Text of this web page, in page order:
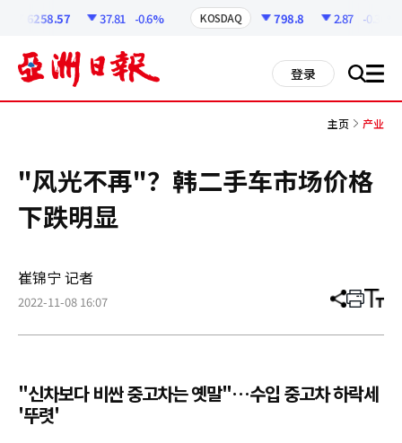
6258.57 37.81 -0.6% KOSDAQ 798.8 2.87 -0.36%
登录 搜 all
主页 产业
"风光不再"？韩二手车市场价格
下跌明显
崔锦宁 记者
2022-11-08 16:07 分
章
打 调
小
"신차보다 비싼 중고차는 옛말"…수입 중고차 하락세
'뚜렷'